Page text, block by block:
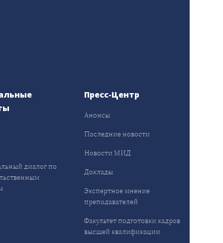
диалог по
Пресс-Центр
Анонсы
Последние новости
Новости МИД
Доклады
Экспертное мнение
преподавателей
Факультет подготовки кадров
высшей квалификации